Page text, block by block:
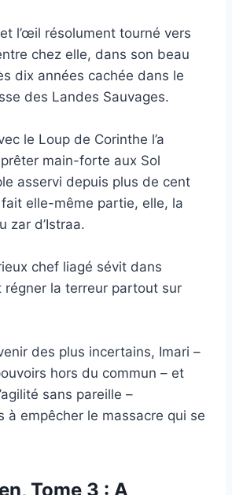
et l’œil résolument tourné vers
chez elle, dans son beau
dix années cachée dans le
des Landes Sauvages.
le Loup de Corinthe l’a
main-forte aux Sol
asservi depuis plus de cent
elle-même partie, elle, la
zar d’Istraa.
chef liagé sévit dans
régner la terreur partout sur
des plus incertains, Imari –
hors du commun – et
sans pareille –
à empêcher le massacre qui se
Tome 3 : A